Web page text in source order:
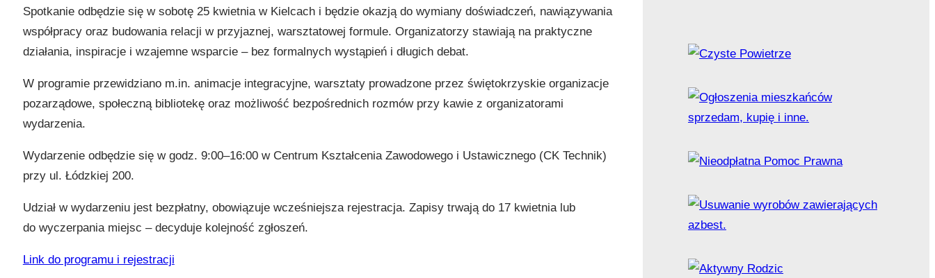
Spotkanie odbędzie się w sobotę 25 kwietnia w Kielcach i będzie okazją do wymiany doświadczeń, nawiązywania
współpracy oraz budowania relacji w przyjaznej, warsztatowej formule. Organizatorzy stawiają na praktyczne
działania, inspiracje i wzajemne wsparcie – bez formalnych wystąpień i długich debat.
W programie przewidziano m.in. animacje integracyjne, warsztaty prowadzone przez świętokrzyskie organizacje
pozarządowe, społeczną bibliotekę oraz możliwość bezpośrednich rozmów przy kawie z organizatorami
wydarzenia.
Wydarzenie odbędzie się w godz. 9:00–16:00 w Centrum Kształcenia Zawodowego i Ustawicznego (CK Technik)
przy ul. Łódzkiej 200.
Udział w wydarzeniu jest bezpłatny, obowiązuje wcześniejsza rejestracja. Zapisy trwają do 17 kwietnia lub
do wyczerpania miejsc – decyduje kolejność zgłoszeń.
Link do programu i rejestracji